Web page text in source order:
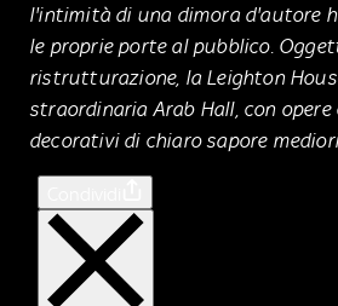
l'intimità di una dimora d'autore
le proprie porte al pubblico.
ristrutturazione, la Leighton
straordinaria Arab Hall, con opere
decorativi di chiaro sapore